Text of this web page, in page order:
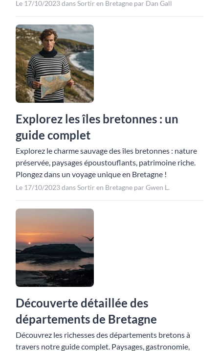
Le 17/10/2023 dans Sortir en Bretagne par Dan Gall
Explorez les îles bretonnes : un
guide complet
Explorez le charme sauvage des îles bretonnes : nature
préservée, paysages époustouflants, patrimoine riche.
Plongez dans un voyage unique en Bretagne !
Le 17/10/2023 dans Sortir en Bretagne par Gwen L.
Découverte détaillée des
départements de Bretagne
Découvrez les richesses des départements bretons à
travers notre guide complet. Paysages, gastronomie,